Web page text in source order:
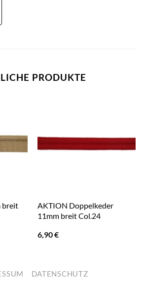
PRODUKTE
breit
AKTION Doppelkeder
11mm breit Col.24
6,90€
DATENSCHUTZ